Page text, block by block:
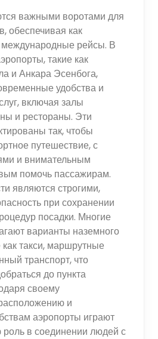
важными воротами для
обеспечивая как
международные рейсы. В
такие как
и Анкара Эсенбога,
удобства и
включая залы
и рестораны. Эти
так, чтобы
путешествие, с
и внимательным
помочь пассажирам.
являются строгими,
при сохранении
посадки. Многие
варианты наземного
как такси, маршрутные
транспорт, что
до пункта
своему
и
аэропорты играют
в соединении людей с